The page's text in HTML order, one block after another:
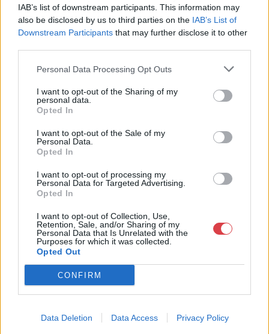
IAB’s list of downstream participants. This information may
also be disclosed by us to third parties on the IAB’s List of
Downstream Participants that may further disclose it to other
Personal Data Processing Opt Outs
I want to opt-out of the Sharing of my
personal data.
Opted In
I want to opt-out of the Sale of my
Personal Data.
Opted In
I want to opt-out of processing my
Personal Data for Targeted Advertising.
Opted In
I want to opt-out of Collection, Use,
Retention, Sale, and/or Sharing of my
Personal Data that Is Unrelated with the
Purposes for which it was collected.
Opted Out
CONFIRM
Data Deletion Data Access Privacy Policy
Cím: Dudás Attila
Műgyűjtők Háza kft.
Budapest
Telefon: 18008123
Weboldal:
Budapesten, a II. kerületben. Célunk, hogy az eladók optimális
áron, gyorsan találjanak vevőt műtárgyaikra, az eladók pedig
kínálatunkból. Ezért is rendezünk minden második héten,
szerda esténként online árverést! Kedd-től péntek-ig 11.00-este
18.00 óráig várjuk szeretettel az érdeklődőket.
GALÉRIA TOVÁBBI MŰTÁRGYAI